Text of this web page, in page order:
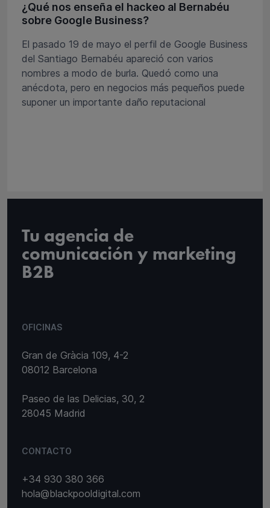
¿Qué nos enseña el hackeo al Bernabéu
sobre Google Business?
El pasado 19 de mayo el perfil de Google Business
del Santiago Bernabéu apareció con varios
nombres a modo de burla. Quedó como una
anécdota, pero en negocios más pequeños puede
suponer un importante daño reputacional
Tu agencia de
comunicación y marketing
B2B
OFICINAS
Gran de Gràcia 109, 4-2
08012 Barcelona
Paseo de las Delicias, 30, 2
28045 Madrid
CONTACTO
+34 930 380 366
hola@blackpooldigital.com